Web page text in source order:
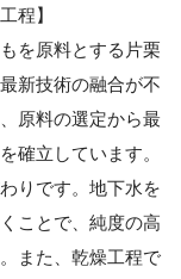
程】
を原料とする片栗
新技術の融合が不
原料の選定から最
確立しています。
りです。地下水を
ことで、純度の高
また、乾燥工程で